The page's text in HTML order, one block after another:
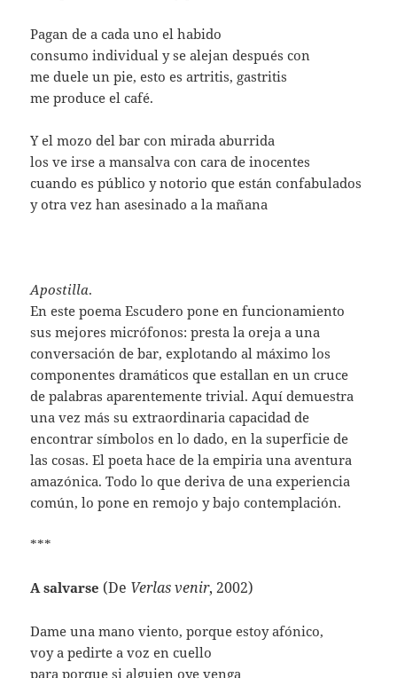
Pagan de a cada uno el habido
consumo individual y se alejan después con
me duele un pie, esto es artritis, gastritis
me produce el café.
Y el mozo del bar con mirada aburrida
los ve irse a mansalva con cara de inocentes
cuando es público y notorio que están confabulados
y otra vez han asesinado a la mañana
Apostilla.
En este poema Escudero pone en funcionamiento
sus mejores micrófonos: presta la oreja a una
conversación de bar, explotando al máximo los
componentes dramáticos que estallan en un cruce
de palabras aparentemente trivial. Aquí demuestra
una vez más su extraordinaria capacidad de
encontrar símbolos en lo dado, en la superficie de
las cosas. El poeta hace de la empiria una aventura
amazónica. Todo lo que deriva de una experiencia
común, lo pone en remojo y bajo contemplación.
***
A salvarse (De Verlas venir, 2002)
Dame una mano viento, porque estoy afónico,
voy a pedirte a voz en cuello
para porque si alguien oye venga